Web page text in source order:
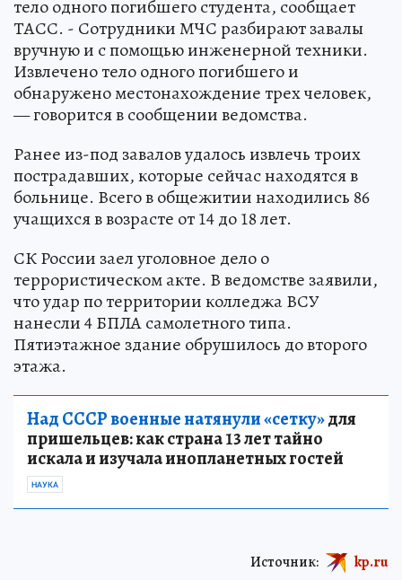
тело одного погибшего студента, сообщает
ТАСС. - Сотрудники МЧС разбирают завалы
вручную и с помощью инженерной техники.
Извлечено тело одного погибшего и
обнаружено местонахождение трех человек,
— говорится в сообщении ведомства.
Ранее из-под завалов удалось извлечь троих
пострадавших, которые сейчас находятся в
больнице. Всего в общежитии находились 86
учащихся в возрасте от 14 до 18 лет.
СК России заел уголовное дело о
террористическом акте. В ведомстве заявили,
что удар по территории колледжа ВСУ
нанесли 4 БПЛА самолетного типа.
Пятиэтажное здание обрушилось до второго
этажа.
Над СССР военные натянули «сетку»для
пришельцев: как страна 13 лет тайно
искала и изучала инопланетных гостей
НАУКА
Источник: kp.ru